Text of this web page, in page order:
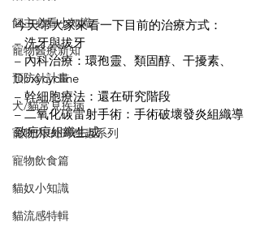
飼主必看小知識
寵物醫療新知
預防針計畫
犬/貓常見疾病
寵物內/外寄生蟲系列
寵物飲食篇
貓奴小知識
貓流感特輯
今天帶大家來看一下目前的治療方式：
– 洗牙與拔牙
– 內科治療：環孢靈、類固醇、干擾素、
Doxycycline
– 幹細胞療法：還在研究階段
– 二氧化碳雷射手術：手術破壞發炎組織導
致疤痕組織生成